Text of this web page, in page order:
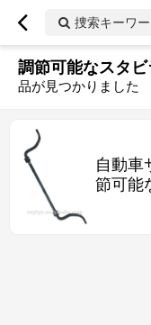
捜索キーワ
調節可能なスタ
品が見つかりました
自動車
節可能